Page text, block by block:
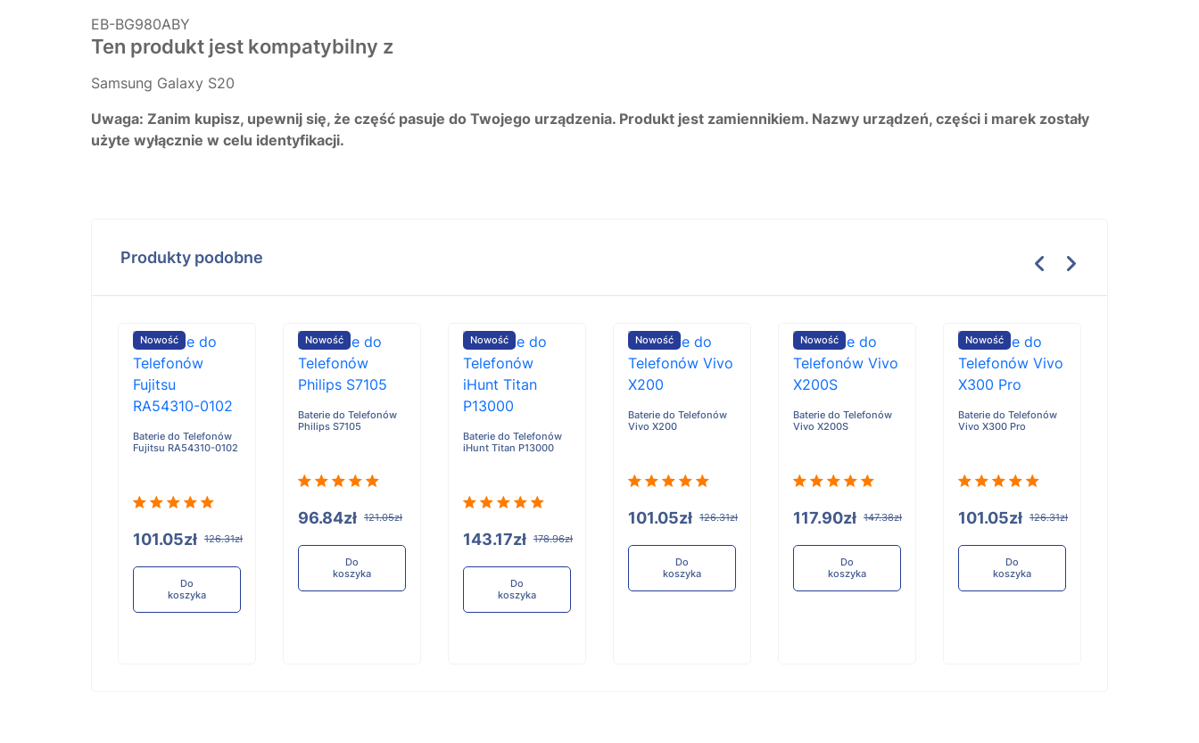
EB-BG980ABY
Ten produkt jest kompatybilny z
Samsung Galaxy S20
Uwaga: Zanim kupisz, upewnij się, że część pasuje do Twojego urządzenia. Produkt jest zamiennikiem. Nazwy urządzeń, części i marek zostały
użyte wyłącznie w celu identyfikacji.
Produkty podobne
Nowość
Baterie do Telefonów
Fujitsu RA54310-0102
101.05zł 126.31zł
Do
koszyka
Nowość
Baterie do Telefonów
Philips S7105
96.84zł 121.05zł
Do
koszyka
Nowość
Baterie do Telefonów
iHunt Titan P13000
143.17zł 178.96zł
Do
koszyka
Nowość
Baterie do Telefonów
Vivo X200
101.05zł 126.31zł
Do
koszyka
Nowość
Baterie do Telefonów
Vivo X200S
117.90zł 147.38zł
Do
koszyka
Nowość
Baterie do Telefonów
Vivo X300 Pro
101.05zł 126.31zł
Do
koszyka